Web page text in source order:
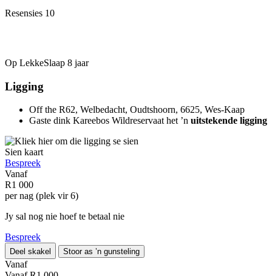
Resensies 10
Op LekkeSlaap 8 jaar
Ligging
Off the R62, Welbedacht, Oudtshoorn, 6625, Wes-Kaap
Gaste dink Kareebos Wildreservaat het ’n uitstekende ligging
Sien kaart
Bespreek
Vanaf
R1 000
per nag (plek vir 6)
Jy sal nog nie hoef te betaal nie
Bespreek
Deel skakel Stoor as ’n gunsteling
Vanaf